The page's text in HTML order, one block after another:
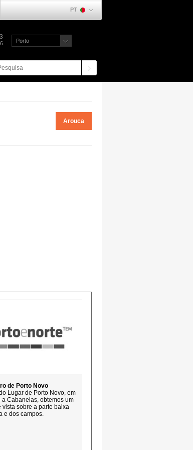
PT
Porto
Arouca
de Porto Novo
Lugar de Porto Novo, em
a Cabanelas, obtemos um
vista sobre a parte baixa
e dos campos.